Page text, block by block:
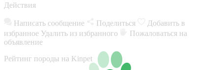
Действия
Написать сообщение Поделиться
Добавить в
избранное Удалить из избранного
Пожаловаться на
объявление
Рейтинг породы на Kinpet